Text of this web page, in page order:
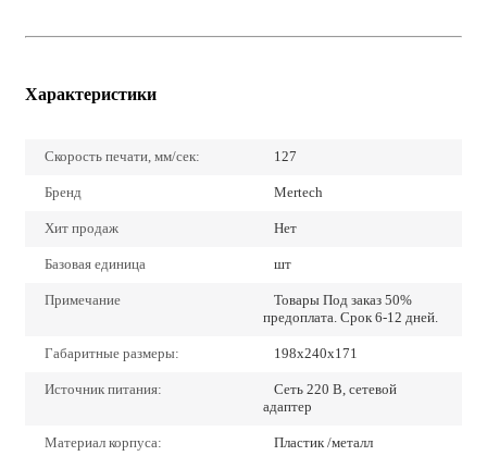
Характеристики
Скорость печати, мм/сек: 127
Бренд Mertech
Хит продаж Нет
Базовая единица шт
Примечание
Товары Под заказ 50%
предоплата. Срок 6-12 дней.
Габаритные размеры: 198х240х171
Источник питания:
Сеть 220 В, сетевой
адаптер
Материал корпуса: Пластик /металл